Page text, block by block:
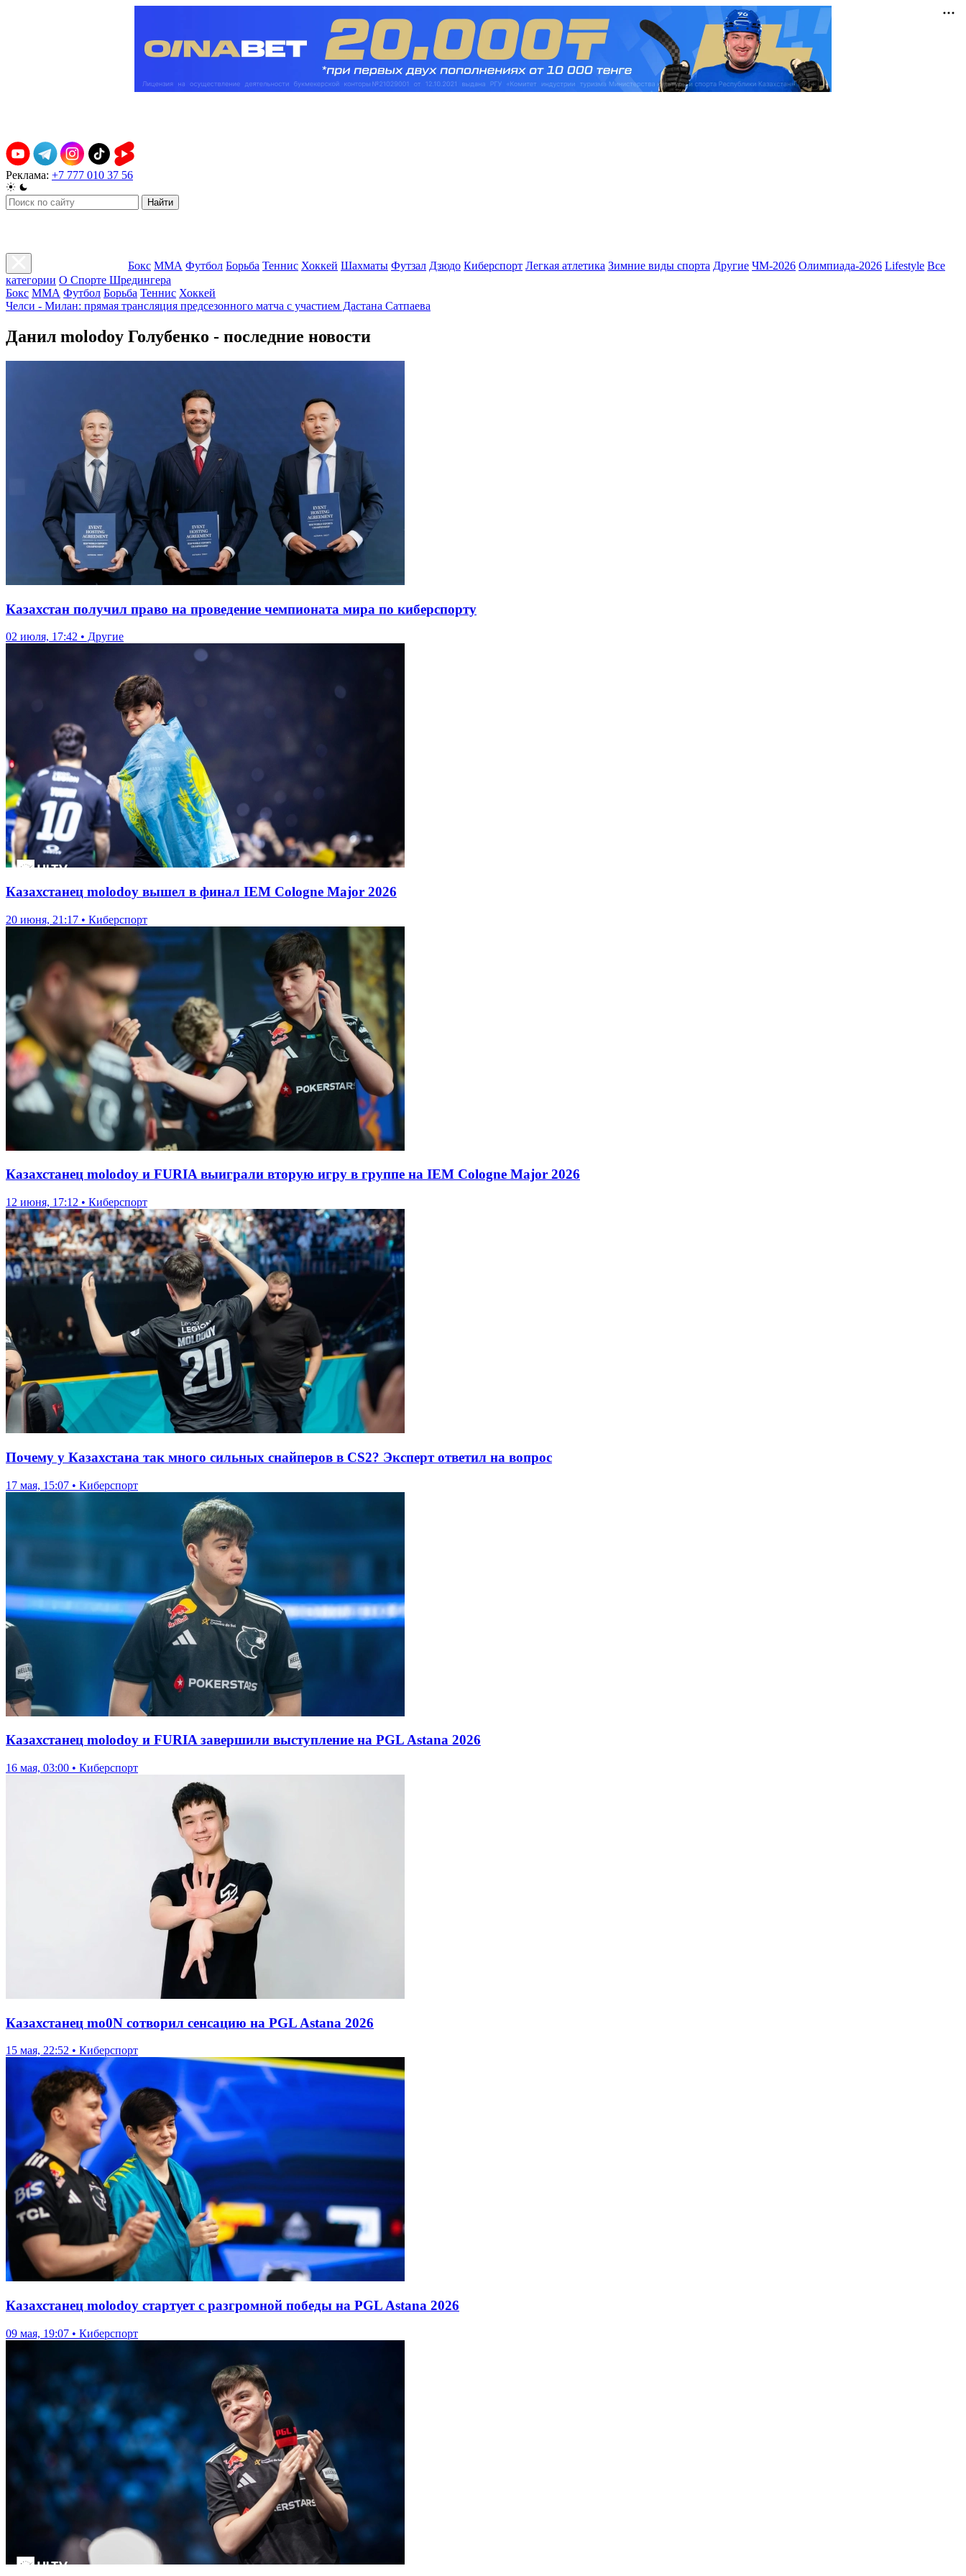
Реклама: +7 777 010 37 56
Найти
Бокс ММА Футбол Борьба Теннис Хоккей Шахматы Футзал Дзюдо Киберспорт Легкая атлетика Зимние виды спорта Другие ЧМ-2026 Олимпиада-2026 Lifestyle Все
категории О Спорте Шредингера
Бокс ММА Футбол Борьба Теннис Хоккей
Челси - Милан: прямая трансляция предсезонного матча с участием Дастана Сатпаева
Данил molodoy Голубенко - последние новости
Казахстан получил право на проведение чемпионата мира по киберспорту
02 июля, 17:42 • Другие
Казахстанец molodoy вышел в финал IEM Cologne Major 2026
20 июня, 21:17 • Киберспорт
Казахстанец molodoy и FURIA выиграли вторую игру в группе на IEM Cologne Major 2026
12 июня, 17:12 • Киберспорт
Почему у Казахстана так много сильных снайперов в CS2? Эксперт ответил на вопрос
17 мая, 15:07 • Киберспорт
Казахстанец molodoy и FURIA завершили выступление на PGL Astana 2026
16 мая, 03:00 • Киберспорт
Казахстанец mo0N сотворил сенсацию на PGL Astana 2026
15 мая, 22:52 • Киберспорт
Казахстанец molodoy стартует с разгромной победы на PGL Astana 2026
09 мая, 19:07 • Киберспорт